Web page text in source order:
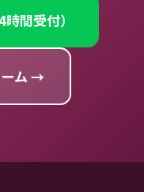
間受付）
ーム →